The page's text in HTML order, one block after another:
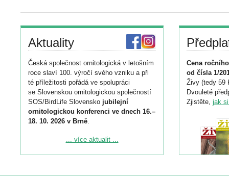
Aktuality
Česká společnost ornitologická v letošním
roce slaví 100. výročí svého vzniku a při
té příležitosti pořádá ve spolupráci
se Slovenskou ornitologickou společností
SOS/BirdLife Slovensko jubilejní
ornitologickou konferenci ve dnech 16.–
18. 10. 2026 v Brně.
Podrobnější informace ke konferenci
Registrovat se můžete do 6. září.
... více aktualit ...
Cena
od čísla 1/
Živy (tedy 59
Dvouleté
Zjistěte, jak